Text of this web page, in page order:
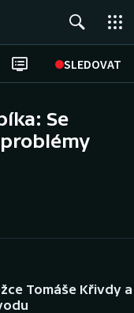
SLEDOVAT
Se
Tomáše Křivdy a